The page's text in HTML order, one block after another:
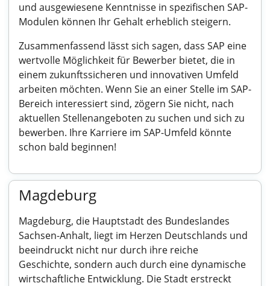
und ausgewiesene Kenntnisse in spezifischen SAP-
Modulen können Ihr Gehalt erheblich steigern.
Zusammenfassend lässt sich sagen, dass SAP eine
wertvolle Möglichkeit für Bewerber bietet, die in
einem zukunftssicheren und innovativen Umfeld
arbeiten möchten. Wenn Sie an einer Stelle im SAP-
Bereich interessiert sind, zögern Sie nicht, nach
aktuellen Stellenangeboten zu suchen und sich zu
bewerben. Ihre Karriere im SAP-Umfeld könnte
schon bald beginnen!
Magdeburg
Magdeburg, die Hauptstadt des Bundeslandes
Sachsen-Anhalt, liegt im Herzen Deutschlands und
beeindruckt nicht nur durch ihre reiche
Geschichte, sondern auch durch eine dynamische
wirtschaftliche Entwicklung. Die Stadt erstreckt